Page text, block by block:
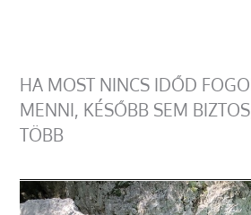
HA MOST NINCS IDŐD
MENNI, KÉSŐBB SEM
TÖBB